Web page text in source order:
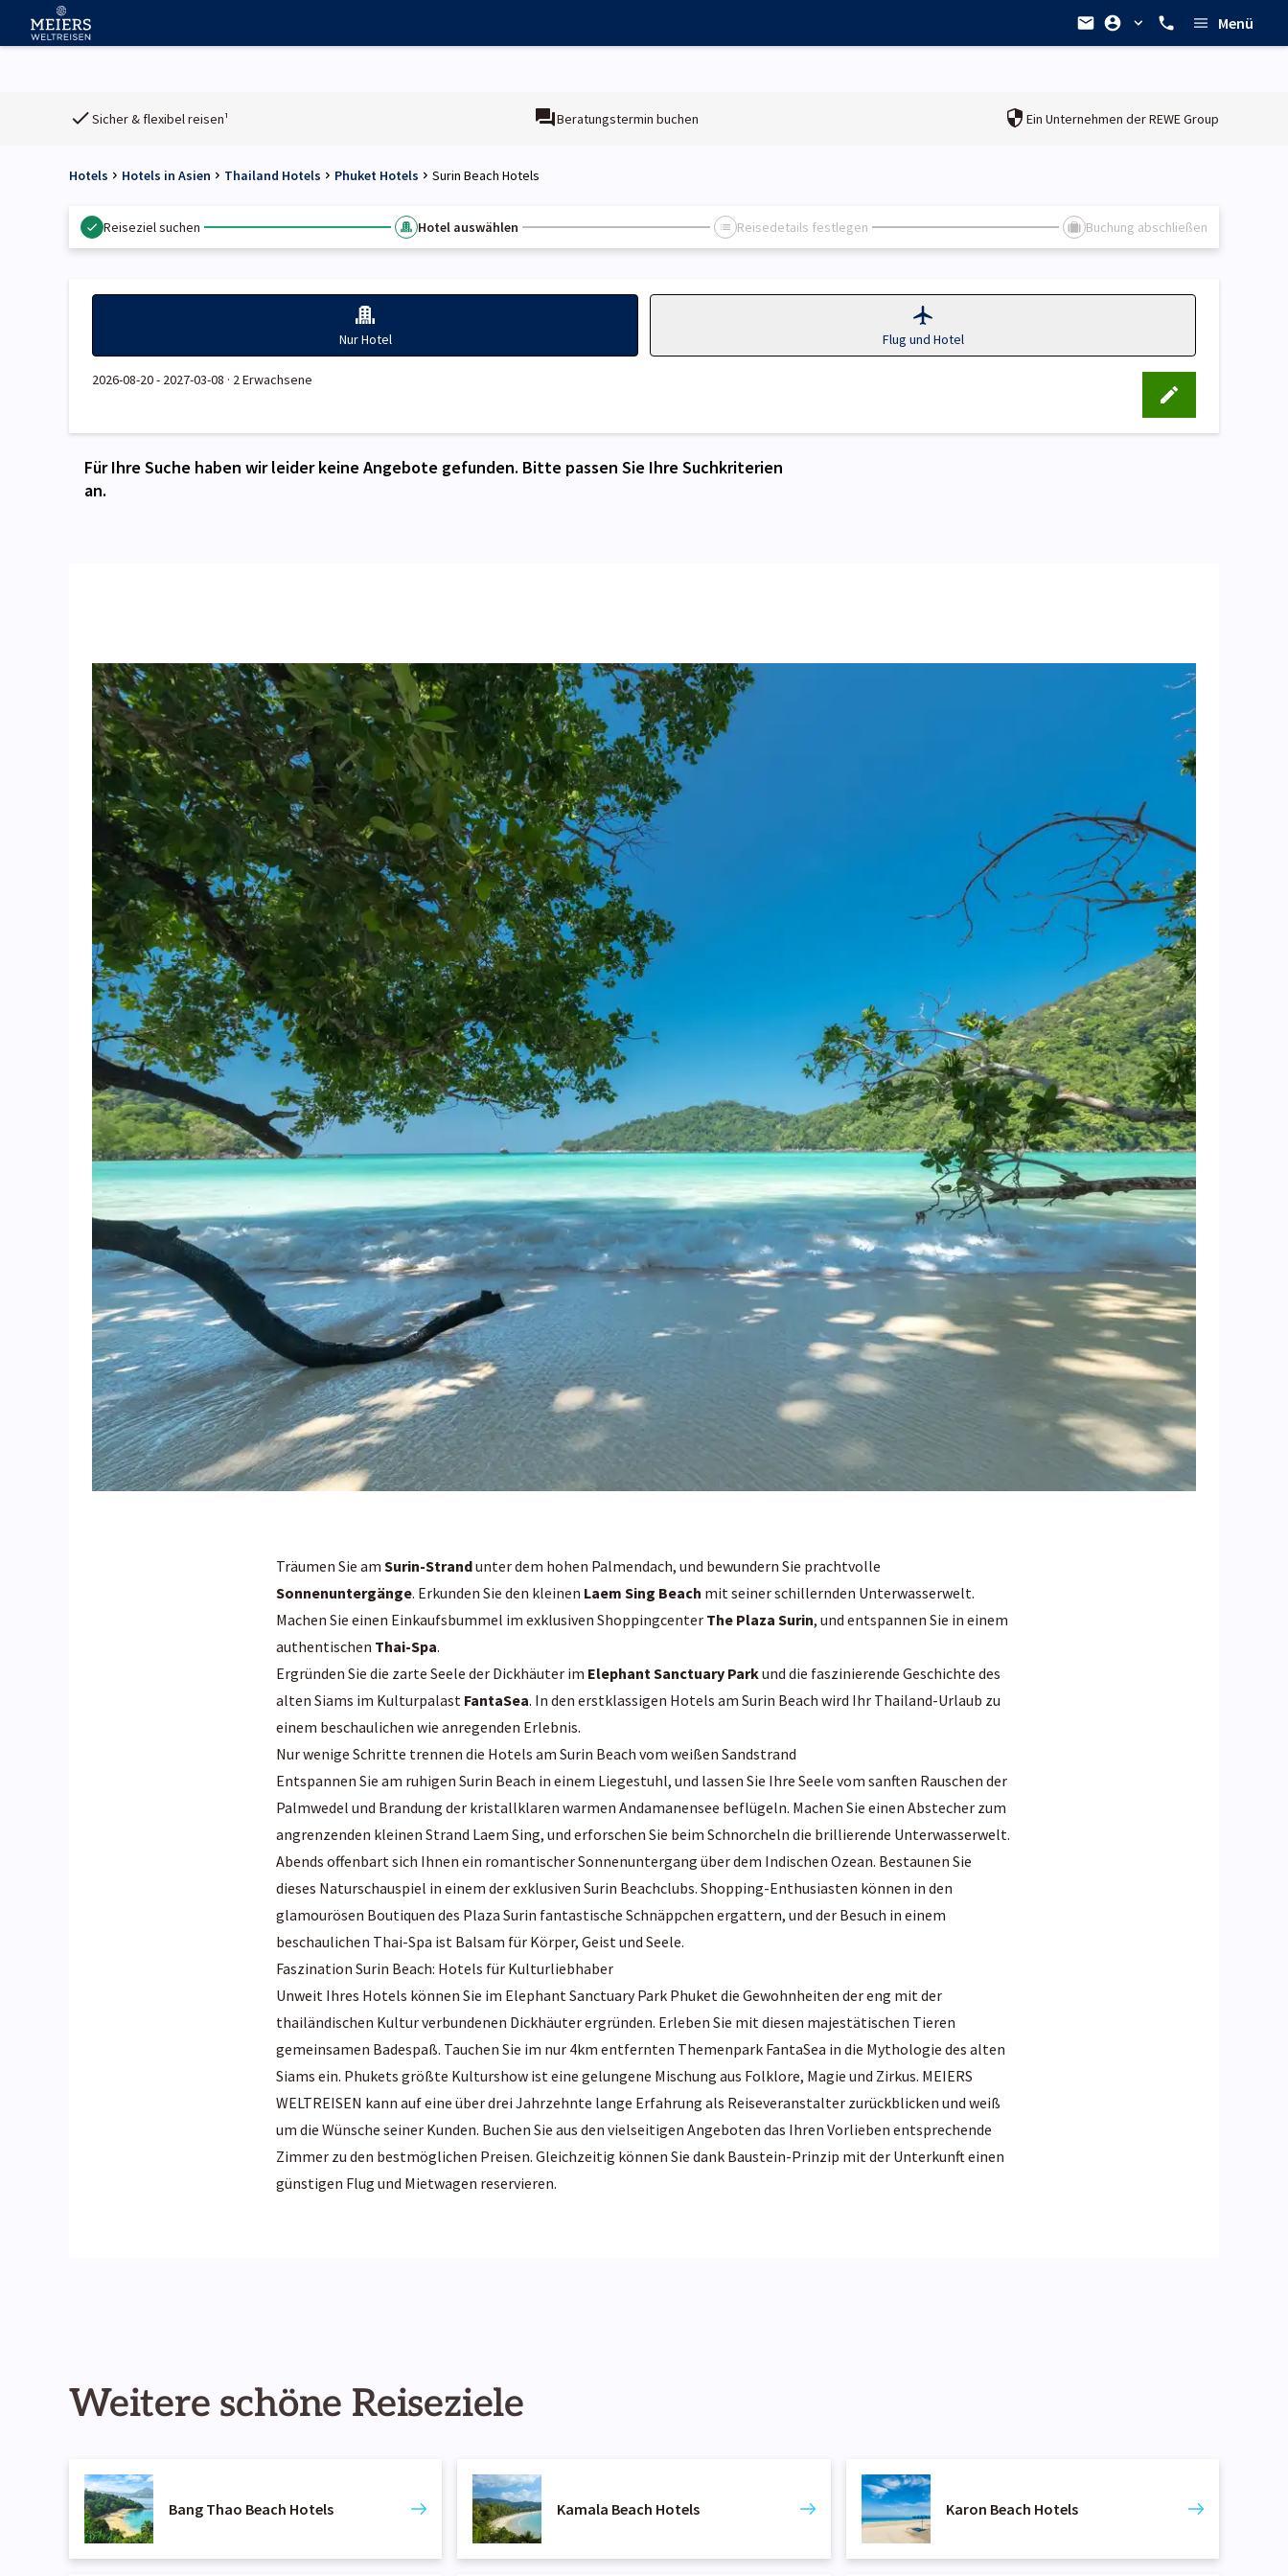
Menü
Sicher & flexibel reisen¹ Beratungstermin buchen Ein Unternehmen derREWE Group
Hotels Hotels in Asien Thailand Hotels Phuket Hotels Surin Beach Hotels
Reiseziel suchen Hotel auswählen Reisedetails festlegen Buchung abschließen
Nur Hotel Flug und Hotel
2026-08-20 - 2027-03-08 · 2 Erwachsene
Für Ihre Suche haben wir leider keine Angebote gefunden. Bitte passen Sie Ihre Suchkriterien
an.
Träumen Sie am Surin-Strandunter dem hohen Palmendach, und bewundern Sie prachtvolle
Sonnenuntergänge. Erkunden Sie den kleinen Laem Sing Beach mit seiner schillernden Unterwasserwelt.
Machen Sie einen Einkaufsbummel im exklusiven Shoppingcenter The Plaza Surin, und entspannen Sie in einem
authentischen Thai-Spa.
Ergründen Sie die zarte Seele der Dickhäuter im Elephant Sanctuary Parkund die faszinierende Geschichte des
alten Siams im Kulturpalast FantaSea. In den erstklassigen Hotels am Surin Beach wird Ihr Thailand-Urlaub zu
einem beschaulichen wie anregenden Erlebnis.
Nur wenige Schritte trennen die Hotels am Surin Beach vom weißen Sandstrand
Entspannen Sie am ruhigen Surin Beach in einem Liegestuhl, und lassen Sie Ihre Seele vom sanften Rauschen der
Palmwedel und Brandung der kristallklaren warmen Andamanensee beflügeln. Machen Sie einen Abstecher zum
angrenzenden kleinen Strand Laem Sing, und erforschen Sie beim Schnorcheln die brillierende Unterwasserwelt.
Abends offenbart sich Ihnen ein romantischer Sonnenuntergang über dem Indischen Ozean. Bestaunen Sie
dieses Naturschauspiel in einem der exklusiven Surin Beachclubs. Shopping-Enthusiasten können in den
glamourösen Boutiquen des Plaza Surin fantastische Schnäppchen ergattern, und der Besuch in einem
beschaulichen Thai-Spa ist Balsam für Körper, Geist und Seele.
Faszination Surin Beach: Hotels für Kulturliebhaber
Unweit Ihres Hotels können Sie im Elephant Sanctuary Park Phuket die Gewohnheiten der eng mit der
thailändischen Kultur verbundenen Dickhäuter ergründen. Erleben Sie mit diesen majestätischen Tieren
gemeinsamen Badespaß. Tauchen Sie im nur 4km entfernten Themenpark FantaSea in die Mythologie des alten
Siams ein. Phukets größte Kulturshow ist eine gelungene Mischung aus Folklore, Magie und Zirkus. MEIERS
WELTREISEN kann auf eine über drei Jahrzehnte lange Erfahrung als Reiseveranstalter zurückblicken und weiß
um die Wünsche seiner Kunden. Buchen Sie aus den vielseitigen Angeboten das Ihren Vorlieben entsprechende
Zimmer zu den bestmöglichen Preisen. Gleichzeitig können Sie dank Baustein-Prinzip mit der Unterkunft einen
günstigen Flug und Mietwagen reservieren.
Weitere schöne Reiseziele
Bang Thao Beach Hotels Kamala Beach Hotels Karon Beach Hotels